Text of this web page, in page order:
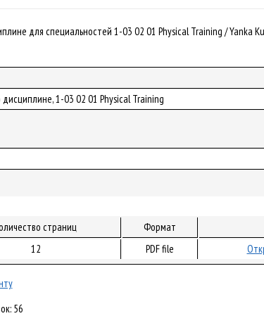
для специальностей 1-03 02 01 Physical Training / Yanka
1-03 02 01 Physical Training
страниц
Формат
12 PDF file
56